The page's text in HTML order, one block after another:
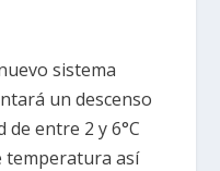
sistema
un descenso
entre 2 y 6°C
temperatura así